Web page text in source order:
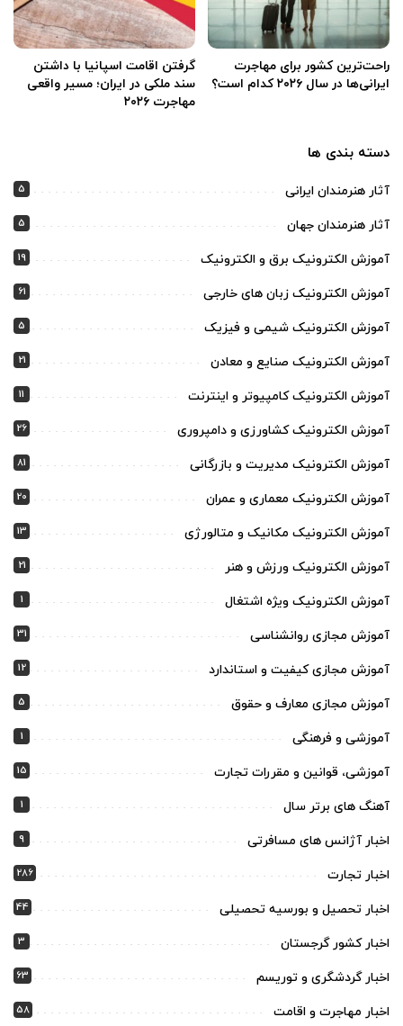
راحت‌ترین کشور برای مهاجرت
ایرانی‌ها در سال ۲۰۲۶ کدام است؟
گرفتن اقامت اسپانیا با داشتن
سند ملکی در ایران؛ مسیر واقعی
مهاجرت ۲۰۲۶
دسته بندی ها
آثار هنرمندان ایرانی 5
آثار هنرمندان جهان 5
آموزش الکترونیک برق و الکترونیک 19
آموزش الکترونیک زبان های خارجی 61
آموزش الکترونیک شیمی و فیزیک 5
آموزش الکترونیک صنایع و معادن 21
آموزش الکترونیک کامپیوتر و اینترنت 11
آموزش الکترونیک کشاورزی و دامپروری 26
آموزش الکترونیک مدیریت و بازرگانی 81
آموزش الکترونیک معماری و عمران 20
آموزش الکترونیک مکانیک و متالورژی 13
آموزش الکترونیک ورزش و هنر 21
آموزش الکترونیک ویژه اشتغال 1
آموزش مجازی روانشناسی 31
آموزش مجازی کیفیت و استاندارد 12
آموزش مجازی معارف و حقوق 5
آموزشی و فرهنگی 1
آموزشی، قوانین و مقررات تجارت 15
آهنگ های برتر سال 1
اخبار آژانس های مسافرتی 9
اخبار تجارت 286
اخبار تحصیل و بورسیه تحصیلی 44
اخبار کشور گرجستان 3
اخبار گردشگری و توریسم 63
اخبار مهاجرت و اقامت 58